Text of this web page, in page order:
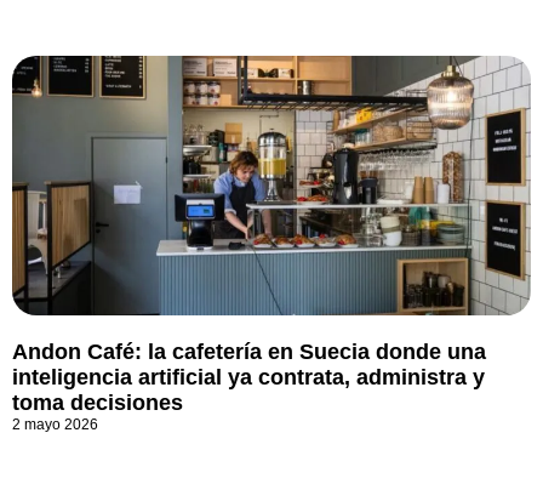
Andon Café: la cafetería en Suecia donde una
inteligencia artificial ya contrata, administra y
toma decisiones
2 mayo 2026